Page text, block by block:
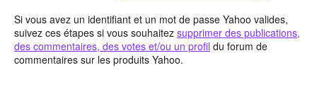
Si vous avez un identifiant et un mot de passe Yahoo valides,
suivez ces étapes si vous souhaitez supprimer des publications,
des commentaires, des votes et/ou un profil du forum de
commentaires sur les produits Yahoo.